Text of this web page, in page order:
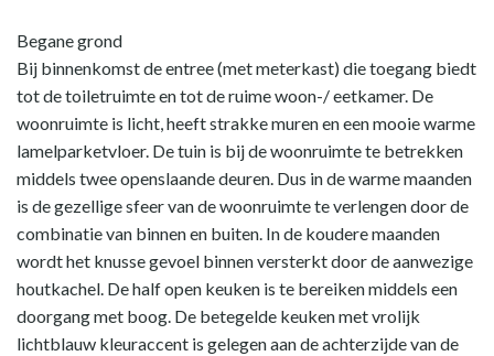
Begane grond
Bij binnenkomst de entree (met meterkast) die toegang biedt
tot de toiletruimte en tot de ruime woon-/ eetkamer. De
woonruimte is licht, heeft strakke muren en een mooie warme
lamelparketvloer. De tuin is bij de woonruimte te betrekken
middels twee openslaande deuren. Dus in de warme maanden
is de gezellige sfeer van de woonruimte te verlengen door de
combinatie van binnen en buiten. In de koudere maanden
wordt het knusse gevoel binnen versterkt door de aanwezige
houtkachel. De half open keuken is te bereiken middels een
doorgang met boog. De betegelde keuken met vrolijk
lichtblauw kleuraccent is gelegen aan de achterzijde van de